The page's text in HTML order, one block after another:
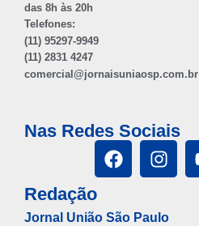
das 8h às 20h
Telefones:
(11) 95297-9949
(11) 2831 4247
comercial@jornaisuniaosp.com.br
Nas Redes Sociais
Redação
Jornal União São Paulo